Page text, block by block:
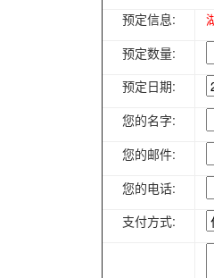
预定信息:
预定数量:
预定日期:
您的名字:
您的邮件:
您的电话:
支付方式: